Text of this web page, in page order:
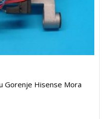
Gorenje Hisense Mora